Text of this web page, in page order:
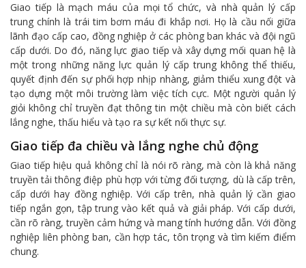
Giao tiếp là mạch máu của mọi tổ chức, và nhà quản lý cấp
trung chính là trái tim bơm máu đi khắp nơi. Họ là cầu nối giữa
lãnh đạo cấp cao, đồng nghiệp ở các phòng ban khác và đội ngũ
cấp dưới. Do đó, năng lực giao tiếp và xây dựng mối quan hệ là
một trong những năng lực quản lý cấp trung không thể thiếu,
quyết định đến sự phối hợp nhịp nhàng, giảm thiểu xung đột và
tạo dựng một môi trường làm việc tích cực. Một người quản lý
giỏi không chỉ truyền đạt thông tin một chiều mà còn biết cách
lắng nghe, thấu hiểu và tạo ra sự kết nối thực sự.
Giao tiếp đa chiều và lắng nghe chủ động
Giao tiếp hiệu quả không chỉ là nói rõ ràng, mà còn là khả năng
truyền tải thông điệp phù hợp với từng đối tượng, dù là cấp trên,
cấp dưới hay đồng nghiệp. Với cấp trên, nhà quản lý cần giao
tiếp ngắn gọn, tập trung vào kết quả và giải pháp. Với cấp dưới,
cần rõ ràng, truyền cảm hứng và mang tính hướng dẫn. Với đồng
nghiệp liên phòng ban, cần hợp tác, tôn trọng và tìm kiếm điểm
chung.